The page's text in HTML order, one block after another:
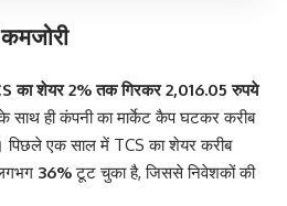
का शेयर 2% तक गिरकर 2,016.05 रुपये
साथ ही कंपनी का मार्केट कैप घटकर करीब
पिछले एक साल में TCS का शेयर करीब
36%टूट चुका है, जिससे निवेशकों की